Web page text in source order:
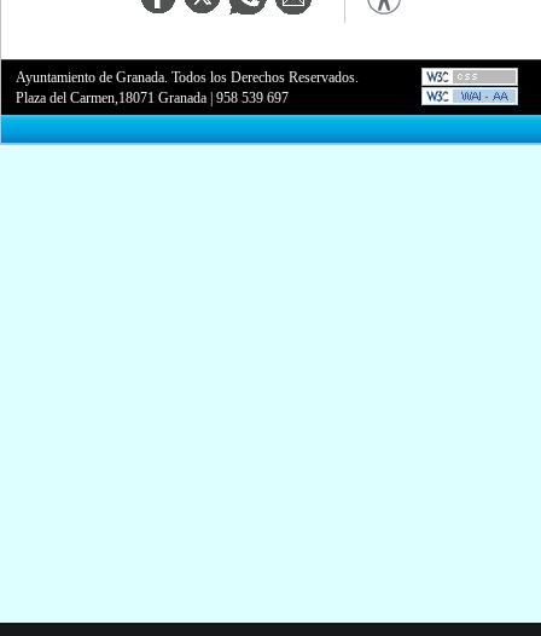
Ayuntamiento de Granada. Todos los Derechos Reservados.
Plaza del Carmen,18071 Granada |958 539 697